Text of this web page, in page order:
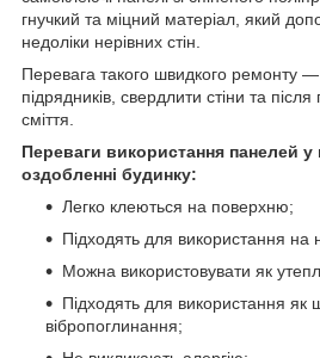
гнучкий та міцний матеріал, який
недоліки нерівних стін.
Перевага такого швидкого ремонту
підрядників, свердлити стіни та
сміття.
Переваги використання панелей
оздобленні будинку:
Легко клеються на поверхню;
Підходять для використання на
Можна використовувати як
Підходять для використання як
вібропоглинання;